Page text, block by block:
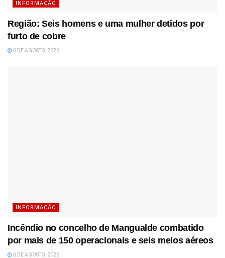
INFORMAÇÃO
Região: Seis homens e uma mulher detidos por
furto de cobre
6 DE AGOSTO, 2026
INFORMAÇÃO
Incêndio no concelho de Mangualde combatido
por mais de 150 operacionais e seis meios aéreos
6 DE AGOSTO, 2026